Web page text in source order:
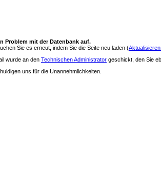
Problem mit der Datenbank auf.
Sie es erneut, indem Sie die Seite neu laden (
wurde an den Technischen Administrator geschickt, den Sie
uns für die Unannehmlichkeiten.